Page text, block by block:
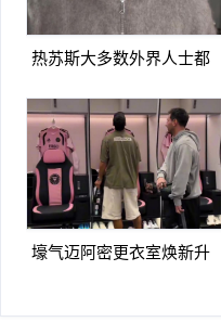
热苏斯大多数外界人士都
壕气迈阿密更衣室焕新升